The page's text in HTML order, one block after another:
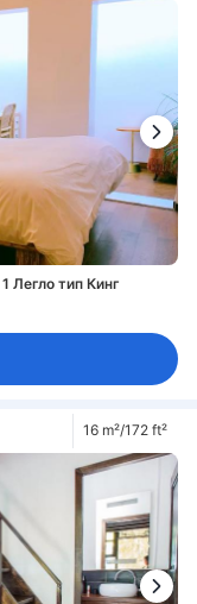
1 Легло тип Кинг
16 m²/172 ft²